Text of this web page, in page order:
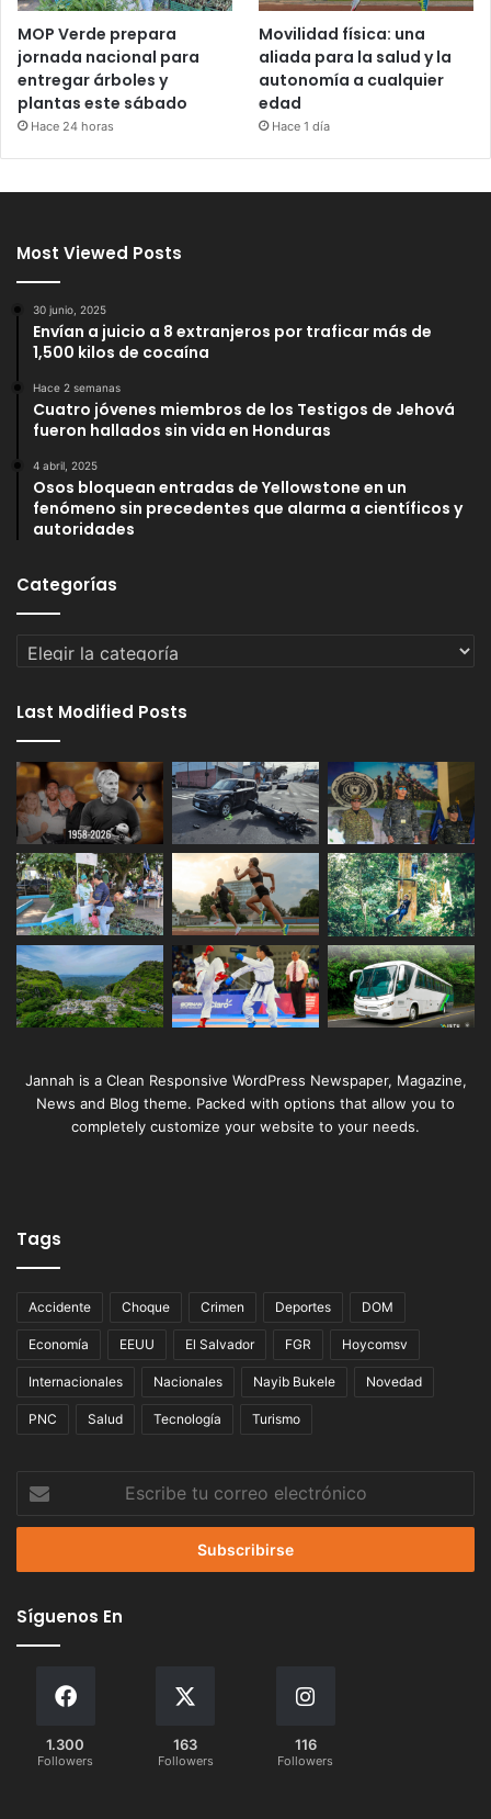
MOP Verde prepara
jornada nacional para
entregar árboles y
plantas este sábado
Hace 24 horas
Movilidad física: una
aliada para la salud y la
autonomía a cualquier
edad
Hace 1 día
Most Viewed Posts
30 junio, 2025
Envían a juicio a 8 extranjeros por traficar más de
1,500 kilos de cocaína
Hace 2 semanas
Cuatro jóvenes miembros de los Testigos de Jehová
fueron hallados sin vida en Honduras
4 abril, 2025
Osos bloquean entradas de Yellowstone en un
fenómeno sin precedentes que alarma a científicos y
autoridades
Categorías
Categorías
Last Modified Posts
Jannah is a Clean Responsive WordPress Newspaper, Magazine,
News and Blog theme. Packed with options that allow you to
completely customize your website to your needs.
Tags
Accidente Choque Crimen Deportes DOM
Economía EEUU El Salvador FGR Hoycomsv
Internacionales Nacionales Nayib Bukele Novedad
PNC Salud Tecnología Turismo
Escribe
tu
correo
Síguenos En
1.300
Followers
163
Followers
116
Followers